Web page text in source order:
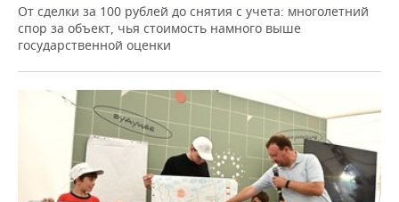
От сделки за 100 рублей до снятия с учета: многолетний
спор за объект, чья стоимость намного выше
государственной оценки